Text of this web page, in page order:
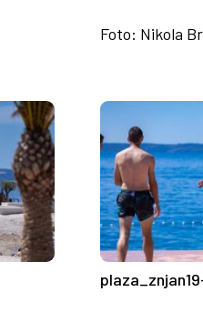
Foto: Nikola